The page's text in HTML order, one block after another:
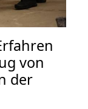
von
der